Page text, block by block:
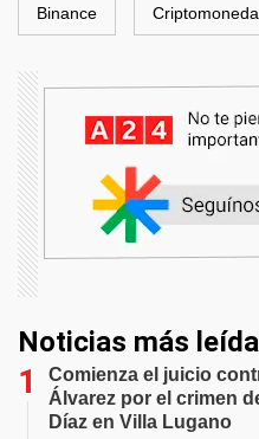
Binance
Noticias más
Comienza el juicio
Álvarez por el crimen
Díaz en Villa Lugano